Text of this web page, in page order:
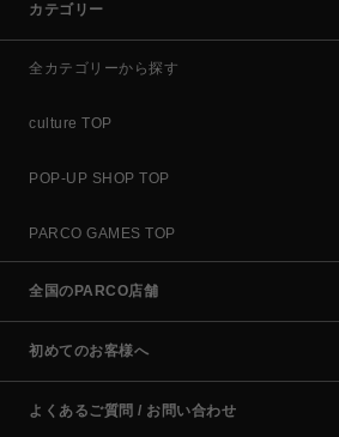
カテゴリー
全カテゴリーから探す
culture TOP
POP-UP SHOP TOP
PARCO GAMES TOP
全国のPARCO店舗
初めてのお客様へ
よくあるご質問 / お問い合わせ